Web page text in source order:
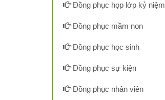
Đồng phục họp lớp kỷ niệm
Đồng phục mầm non
Đồng phục học sinh
Đồng phục sự kiện
Đồng phục nhân viên